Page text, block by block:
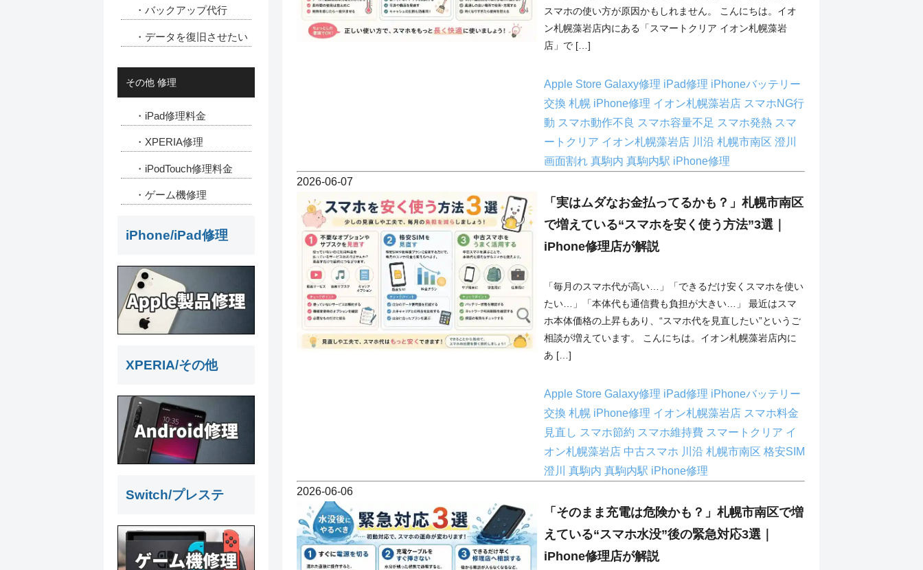
スマホの使い方が原因かもしれません。 こんにちは。イオ
ン札幌藻岩店内にある「スマートクリア イオン札幌藻岩
店」で […]
Apple Store Galaxy修理 iPad修理 iPhoneバッテリー
交換 札幌 iPhone修理 イオン札幌藻岩店 スマホNG行
動 スマホ動作不良 スマホ容量不足 スマホ発熱 スマ
ートクリア イオン札幌藻岩店 川沿 札幌市南区 澄川
画面割れ 真駒内 真駒内駅 iPhone修理
2026-06-07
「実はムダなお金払ってるかも？」札幌市南区
で増えている“スマホを安く使う方法”3選｜
iPhone修理店が解説
「毎月のスマホ代が高い…」「できるだけ安くスマホを使い
たい…」「本体代も通信費も負担が大きい…」 最近はスマ
ホ本体価格の上昇もあり、“スマホ代を見直したい”というご
相談が増えています。 こんにちは。イオン札幌藻岩店内に
あ […]
Apple Store Galaxy修理 iPad修理 iPhoneバッテリー
交換 札幌 iPhone修理 イオン札幌藻岩店 スマホ料金
見直し スマホ節約 スマホ維持費 スマートクリア イ
オン札幌藻岩店 中古スマホ 川沿 札幌市南区 格安SIM
澄川 真駒内 真駒内駅 iPhone修理
2026-06-06
「そのまま充電は危険かも？」札幌市南区で増
えている“スマホ水没”後の緊急対応3選｜
iPhone修理店が解説
・バックアップ代行
・データを復旧させたい
その他 修理
・iPad修理料金
・XPERIA修理
・iPodTouch修理料金
・ゲーム機修理
iPhone/iPad修理
XPERIA/その他
Switch/プレステ